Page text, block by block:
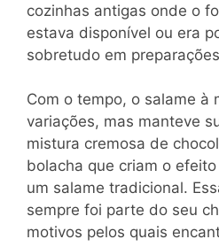
cozinhas antigas onde o
estava disponível ou era
sobretudo em
Com o tempo, o salame à
variações, mas manteve
mistura cremosa de
bolacha que criam o
um salame tradicional.
sempre foi parte do seu
motivos pelos quais